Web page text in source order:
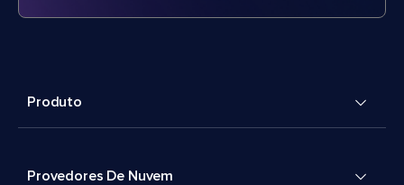
Produto
Provedores De Nuvem